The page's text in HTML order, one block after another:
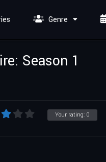
Genre
Season 1
Your rating: 0